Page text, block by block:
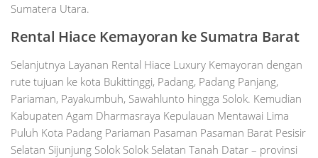
Sumatera Utara.
Rental Hiace Kemayoran ke Sumatra Barat
Selanjutnya Layanan Rental Hiace Luxury Kemayoran dengan
rute tujuan ke kota Bukittinggi, Padang, Padang Panjang,
Pariaman, Payakumbuh, Sawahlunto hingga Solok. Kemudian
Kabupaten Agam Dharmasraya Kepulauan Mentawai Lima
Puluh Kota Padang Pariaman Pasaman Pasaman Barat Pesisir
Selatan Sijunjung Solok Solok Selatan Tanah Datar – provinsi